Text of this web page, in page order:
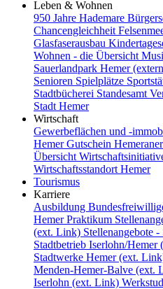
Leben & Wohnen
950 Jahre Hademare
Chancengleichheit
Glasfaserausbau
Wohnen - die Übersicht
Sauerlandpark Hemer
Senioren Spielplätze
Stadtbücherei Standesamt
Stadt Hemer
Wirtschaft
Gewerbeflächen und -
Hemer Gutschein
Übersicht
Wirtschaftsstandort Hemer
Tourismus
Karriere
Ausbildung
HemerPraktikum
(ext. Link) Stellenangebote
Stadtbetrieb Iserlohn/Hemer
Stadtwerke Hemer (ext.
Menden-Hemer-Balve (ext.
Iserlohn (ext. Link)